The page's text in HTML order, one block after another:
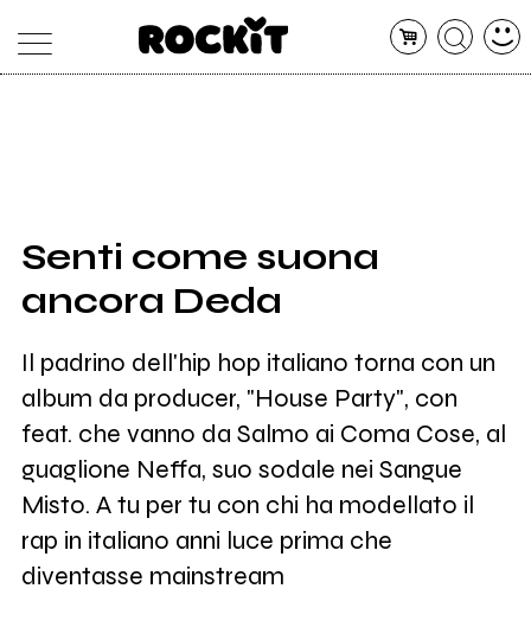
SHOP
RADIO
Senti come suona
ancora Deda
Il padrino dell'hip hop italiano torna con un
album da producer, "House Party", con
feat. che vanno da Salmo ai Coma Cose, al
guaglione Neffa, suo sodale nei Sangue
Misto. A tu per tu con chi ha modellato il
rap in italiano anni luce prima che
diventasse mainstream